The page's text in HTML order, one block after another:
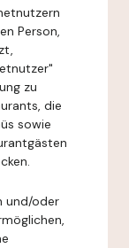
Person,
zu
die
sowie
und/oder